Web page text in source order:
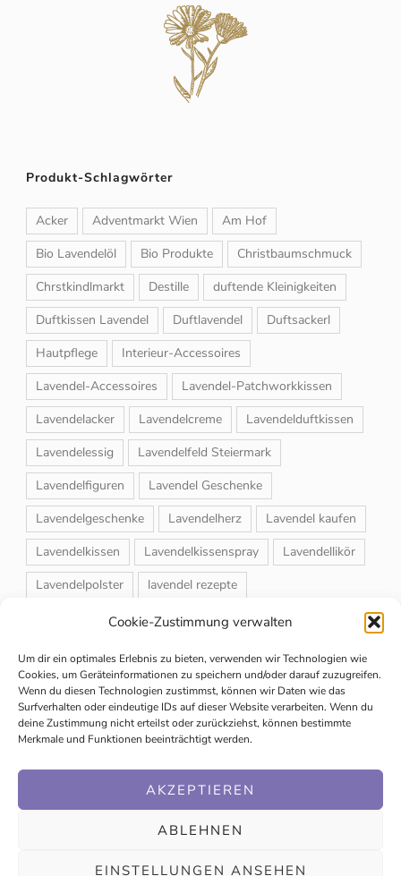
Cookie-Zustimmung verwalten
Um dir ein optimales Erlebnis zu bieten, verwenden wir Technologien wie
Cookies, um Geräteinformationen zu speichern und/oder darauf zuzugreifen.
Wenn du diesen Technologien zustimmst, können wir Daten wie das
Surfverhalten oder eindeutige IDs auf dieser Website verarbeiten. Wenn du
deine Zustimmung nicht erteilst oder zurückziehst, können bestimmte
Merkmale und Funktionen beeinträchtigt werden.
AKZEPTIEREN
ABLEHNEN
EINSTELLUNGEN ANSEHEN
Produkt-Schlagwörter
Acker Adventmarkt Wien
Am Hof
Bio Lavendelöl
Bio Produkte
Christbaumschmuck
Chrstkindlmarkt
Destille
duftende Kleinigkeiten
Duftkissen Lavendel
Duftlavendel
Duftsackerl
Hautpflege
Interieur-Accessoires
Lavendel-Accessoires
Lavendel-Patchworkkissen
Lavendelacker
Lavendelcreme
Lavendelduftkissen
Lavendelessig
Lavendelfeld Steiermark
Lavendelfiguren
Lavendel Geschenke
Lavendelgeschenke
Lavendelherz
Lavendel kaufen
Lavendelkissen
Lavendelkissenspray
Lavendellikör
Lavendelpolster
lavendel rezepte
Lavendelrosmarin Creme
Lavendelsackerl
Lavendelsirup
Lavendelstrauß
Lavendeltee
Lavendeltiere
lavendel und rosen
Magnet-Duftsackerl
Naturheilmittel
Naturkosmetik
Speiselavendel